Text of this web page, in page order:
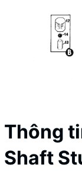
Thông
Shaft